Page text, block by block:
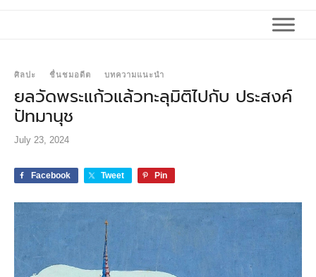
ศิลปะ ชื่นชมอดีต บทความแนะนำ
ยลวัดพระแก้วแล้วทะลุมิติไปกับ ประสงค์
ปัทมานุช
July 23, 2024
Facebook Tweet Pin